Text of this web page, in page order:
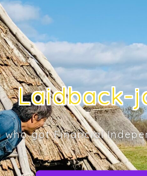
Laidback-
got Financial